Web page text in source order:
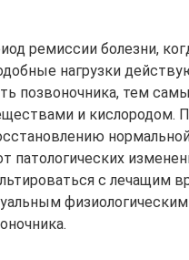
ремиссии болезни,
нагрузки
позвоночника, тем
и кислородом.
патологических
с лечащим